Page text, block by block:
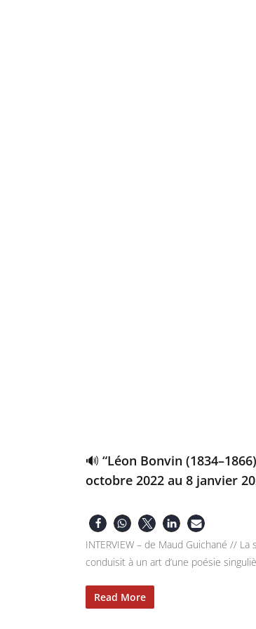
🔊 “Léon Bonvin
octobre 2022 au 8 janvier
INTERVIEW – de Maud Guichané //
conduisit à un art d’une poésie
Read More